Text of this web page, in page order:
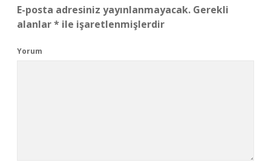
E-posta adresiniz yayınlanmayacak. Gerekli
alanlar* ile işaretlenmişlerdir
Yorum